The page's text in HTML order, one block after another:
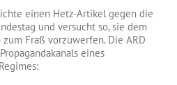
einen Hetz-Artikel gegen die
und versucht so, sie dem
Fraß vorzuwerfen. Die ARD
eines